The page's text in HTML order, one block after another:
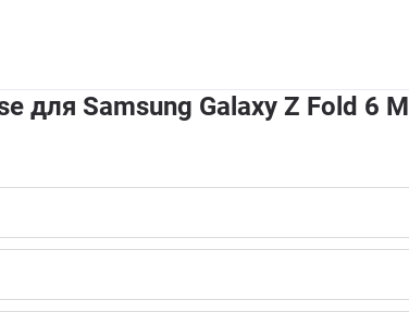
для Samsung Galaxy Z Fold 6